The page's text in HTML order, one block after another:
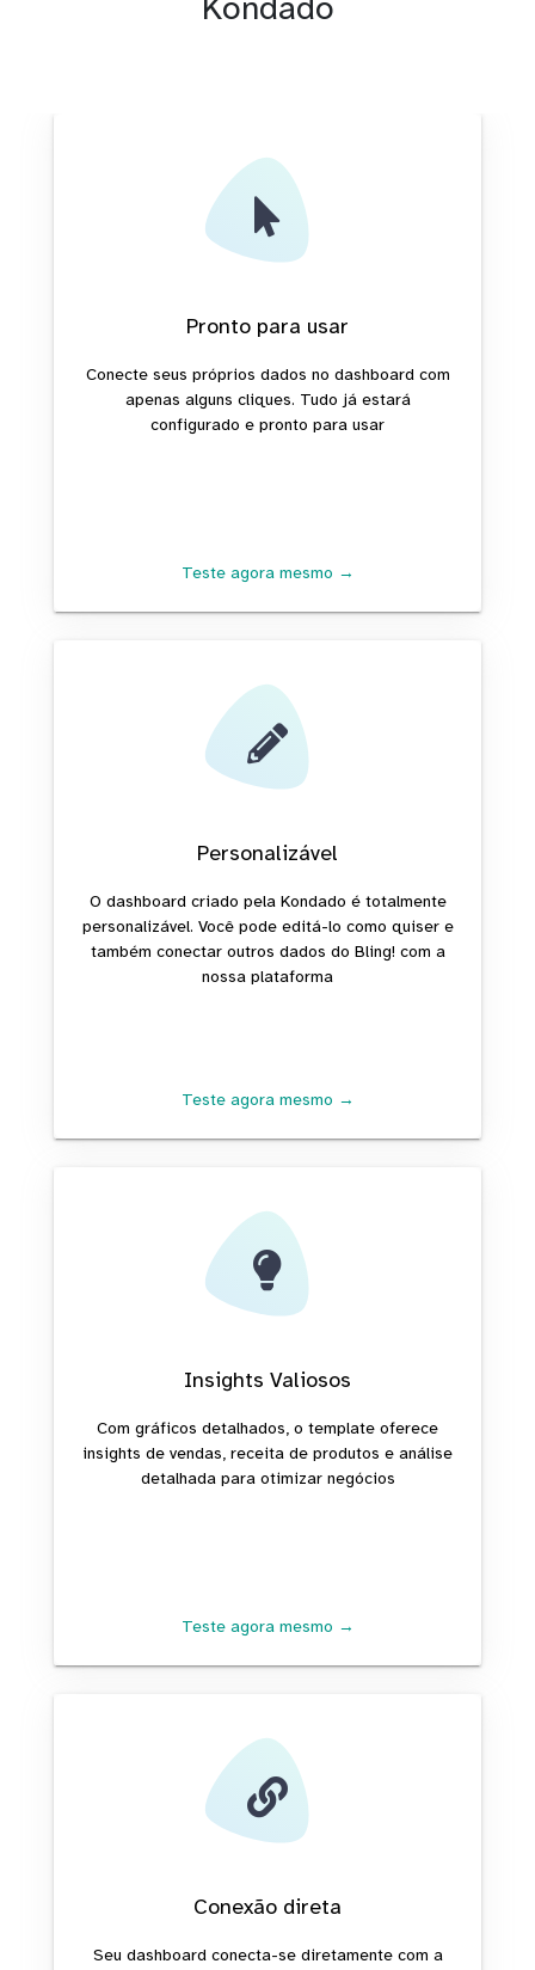
Pronto para usar
Conecte seus próprios dados no dashboard com
apenas alguns cliques. Tudo já estará
configurado e pronto para usar
Teste agora mesmo →
Personalizável
O dashboard criado pela Kondado é totalmente
personalizável. Você pode editá-lo como quiser e
também conectar outros dados do Bling! com a
nossa plataforma
Teste agora mesmo →
Insights Valiosos
Com gráficos detalhados, o template oferece
insights de vendas, receita de produtos e análise
detalhada para otimizar negócios
Teste agora mesmo →
Conexão direta
Seu dashboard conecta-se diretamente com a